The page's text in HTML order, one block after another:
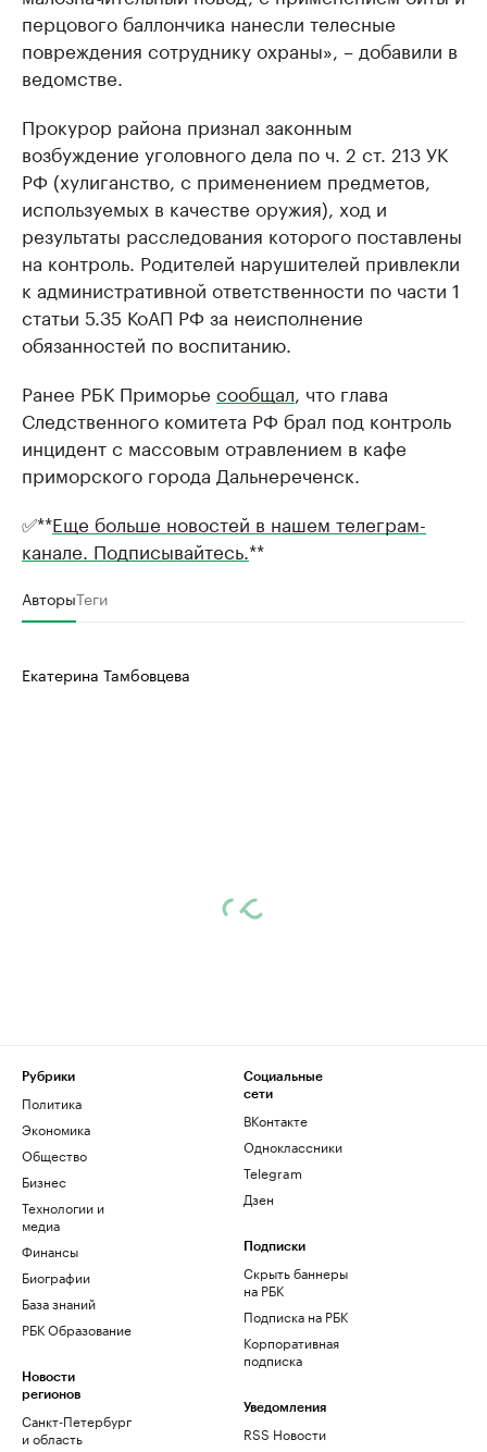
перцового баллончика нанесли телесные
повреждения сотруднику охраны», – добавили в
ведомстве.
Прокурор района признал законным
возбуждение уголовного дела по ч. 2 ст. 213 УК
РФ (хулиганство, с применением предметов,
используемых в качестве оружия), ход и
результаты расследования которого поставлены
на контроль. Родителей нарушителей привлекли
к административной ответственности по части 1
статьи 5.35 КоАП РФ за неисполнение
обязанностей по воспитанию.
Ранее РБК Приморье сообщал , что глава
Следственного комитета РФ брал под контроль
инцидент с массовым отравлением в кафе
приморского города Дальнереченск.
✅**Еще больше новостей в нашем телеграм-
канале. Подписывайтесь. **
АвторыТеги
Екатерина Тамбовцева
Рубрики
Политика
Экономика
Общество
Бизнес
Технологии и
медиа
Финансы
Биографии
База знаний
РБК Образование
Новости
регионов
Санкт-Петербург
и область
Социальные
сети
ВКонтакте
Одноклассники
Telegram
Дзен
Подписки
Скрыть баннеры
на РБК
Подписка на РБК
Корпоративная
подписка
Уведомления
RSS Новости